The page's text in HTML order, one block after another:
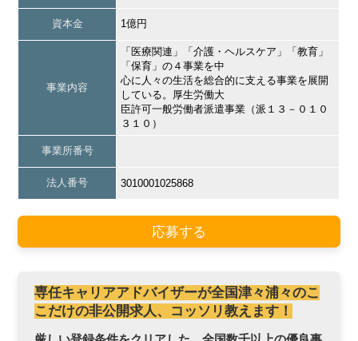
資本金 1億円
事業内容
「医療関連」「介護・ヘルスケア」「教育」
「保育」の４事業を中
心に人々の生活を総合的に支える事業を展開
している。厚生労働大
臣許可一般労働者派遣事業（派１３－０１０
３１０）
事業所番号
法人番号 3010001025868
応募する
専任キャリアアドバイザーが全国津々浦々のこ
こだけの非公開求人、コッソリ教えます！